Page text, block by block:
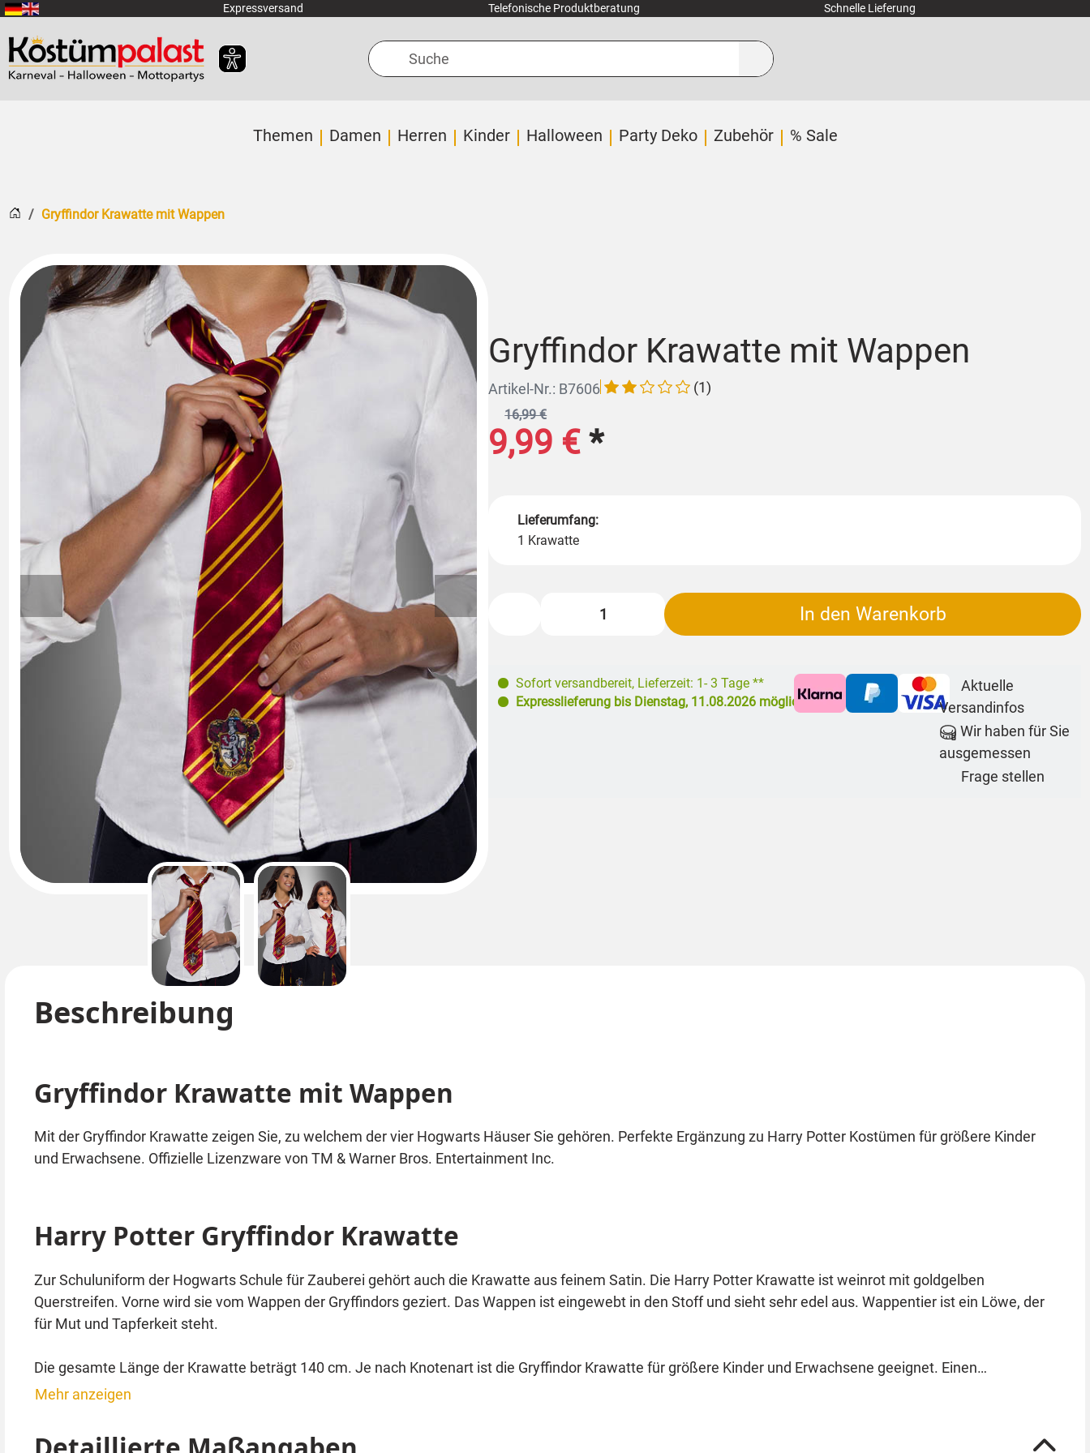
Zum Hauptinhalt springen Expressversand Telefonische Produktberatung Schnelle Lieferung
Suche
Themen Damen Herren Kinder Halloween Party Deko Zubehör % Sale
Startseite
Gryffindor Krawatte mit Wappen
Gryffindor Krawatte mit Wappen
Artikel-Nr.: B7606 (1)
9,99 €*
16,99 €
Lieferumfang:
1 Krawatte
In den Warenkorb
Sofort versandbereit, Lieferzeit: 1- 3 Tage **
Expresslieferung bis Dienstag, 11.08.2026 möglich
Aktuelle
Versandinfos
ausgemessen
Frage stellen
Beschreibung
Gryffindor Krawatte mit Wappen
Mit der Gryffindor Krawatte zeigen Sie, zu welchem der vier Hogwarts Häuser Sie gehören. Perfekte Ergänzung zu Harry Potter Kostümen für größere Kinder
und Erwachsene. Offizielle Lizenzware von TM & Warner Bros. Entertainment Inc.
Harry Potter Gryffindor Krawatte
Zur Schuluniform der Hogwarts Schule für Zauberei gehört auch die Krawatte aus feinem Satin. Die Harry Potter Krawatte ist weinrot mit goldgelben
Querstreifen. Vorne wird sie vom Wappen der Gryffindors geziert. Das Wappen ist eingewebt in den Stoff und sieht sehr edel aus. Wappentier ist ein Löwe, der
für Mut und Tapferkeit steht.
Die gesamte Länge der Krawatte beträgt 140 cm. Je nach Knotenart ist die Gryffindor Krawatte für größere Kinder und Erwachsene geeignet. Einen
Krawattenknoten sollten Sie auf jeden Fall binden können, denn dies ist eine richtige Krawatte und
Tragen Sie die Krawatte passend zu Harry Potter, Ron Weasley und Hermine Granger Kostümen.
Mehr anzeigen